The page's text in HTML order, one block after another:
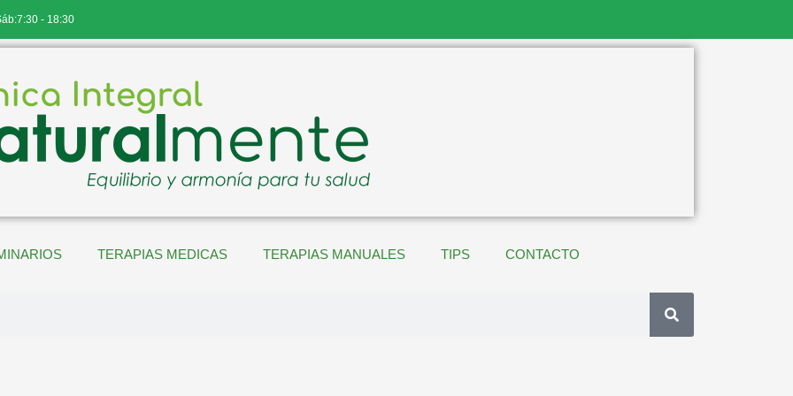
- 18:30
TERAPIAS MEDICAS TERAPIAS MANUALES TIPS CONTACTO